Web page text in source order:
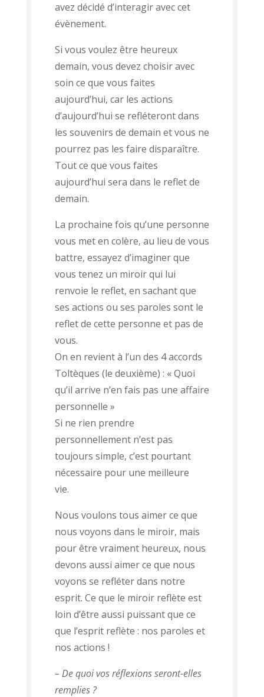
avez décidé d’interagir avec cet
évènement.
Si vous voulez être heureux
demain, vous devez choisir avec
soin ce que vous faites
aujourd’hui, car les actions
d’aujourd’hui se refléteront dans
les souvenirs de demain et vous ne
pourrez pas les faire disparaître.
Tout ce que vous faites
aujourd’hui sera dans le reflet de
demain.
La prochaine fois qu’une personne
vous met en colère, au lieu de vous
battre, essayez d’imaginer que
vous tenez un miroir qui lui
renvoie le reflet, en sachant que
ses actions ou ses paroles sont le
reflet de cette personne et pas de
vous.
On en revient à l’un des 4 accords
Toltèques (le deuxième) : « Quoi
qu’il arrive n’en fais pas une affaire
personnelle »
Si ne rien prendre
personnellement n’est pas
toujours simple, c’est pourtant
nécessaire pour une meilleure
vie.
Nous voulons tous aimer ce que
nous voyons dans le miroir, mais
pour être vraiment heureux, nous
devons aussi aimer ce que nous
voyons se refléter dans notre
esprit. Ce que le miroir reflète est
loin d’être aussi puissant que ce
que l’esprit reflète : nos paroles et
nos actions !
– De quoi vos réflexions seront-elles
remplies ?